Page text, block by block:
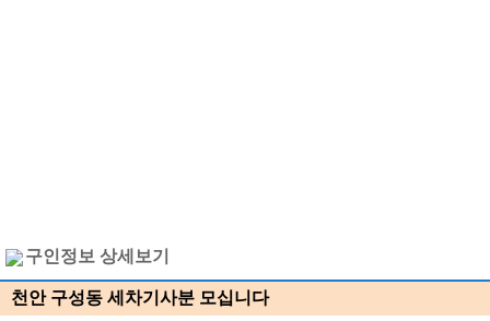
구인정보 상세보기
천안 구성동 세차기사분 모십니다